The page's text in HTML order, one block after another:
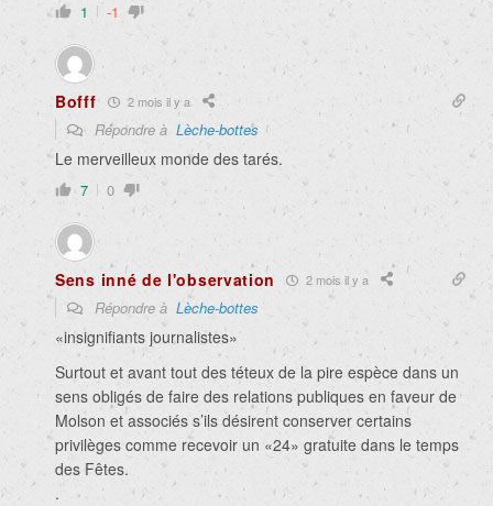
1 -1
Bofff 2 mois il y a
Répondre à Lèche-bottes
Le merveilleux monde des tarés.
7 0
Sens inné de l'observation 2 mois il y a
Répondre à Lèche-bottes
«insignifiants journalistes»
Surtout et avant tout des téteux de la pire espèce dans un
sens obligés de faire des relations publiques en faveur de
Molson et associés s’ils désirent conserver certains
privilèges comme recevoir un «24» gratuite dans le temps
des Fêtes.
.